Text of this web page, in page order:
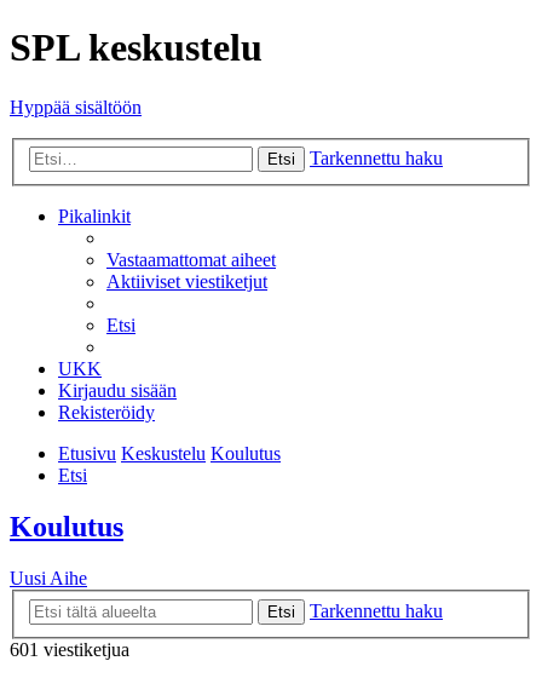
SPL keskustelu
Hyppää sisältöön
Etsi Tarkennettu haku
Pikalinkit
Vastaamattomat aiheet
Aktiiviset viestiketjut
Etsi
UKK
Kirjaudu sisään
Rekisteröidy
Etusivu Keskustelu Koulutus
Etsi
Koulutus
Uusi Aihe
Etsi
Tarkennettu haku
601 viestiketjua